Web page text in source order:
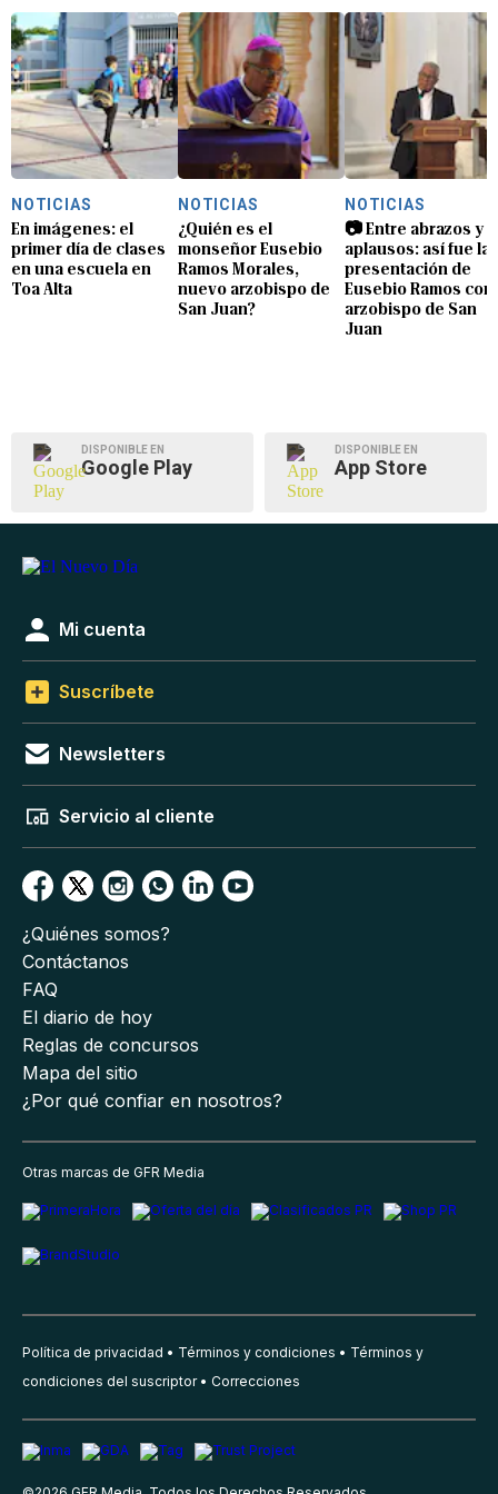
NOTICIAS
En imágenes: el
primer día de clases
en una escuela en
Toa Alta
NOTICIAS
¿Quién es el
monseñor Eusebio
Ramos Morales,
nuevo arzobispo de
San Juan?
NOTICIAS
📷 Entre abrazos y
aplausos: así fue la
presentación de
Eusebio Ramos
arzobispo de San
Juan
DISPONIBLE EN
Google Play
DISPONIBLE EN
App Store
Mi cuenta
Suscríbete
Newsletters
Servicio al cliente
¿Quiénes somos?
Contáctanos
FAQ
El diario de hoy
Reglas de concursos
Mapa del sitio
¿Por qué confiar en nosotros?
Otras marcas de GFR Media
Política de privacidad Términos y condiciones
Términos y
condiciones del suscriptor
Correcciones